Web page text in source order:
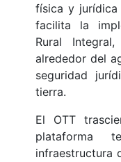
física y jurídica
facilita la
Rural
alrededor del
seguridad
tierra.
El OTT
plataforma
infraestructura